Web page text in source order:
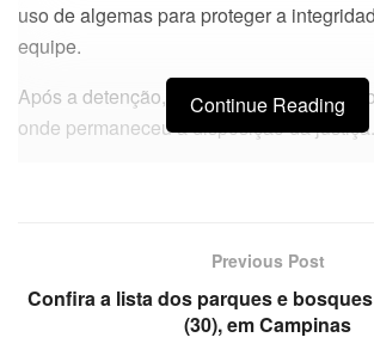
uso de algemas para proteger a
equipe.
Após a detenção, o suspeito foi
onde permaneceu à disposição da justiça.
Continue Reading
Previous Post
Confira a lista dos parques e
(30), em Campinas